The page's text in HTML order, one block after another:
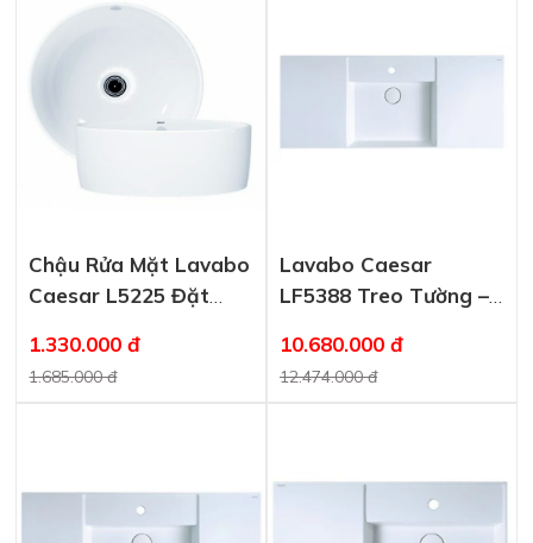
Chậu Rửa Mặt Lavabo
Caesar L5225 Đặt
1.330.000 đ
1.685.000 đ
Lavabo Caesar
LF5388 Treo Tường –
10.680.000 đ
12.474.000 đ